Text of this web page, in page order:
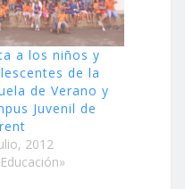
a los niños y
de la
de Verano y
Juvenil de
2012